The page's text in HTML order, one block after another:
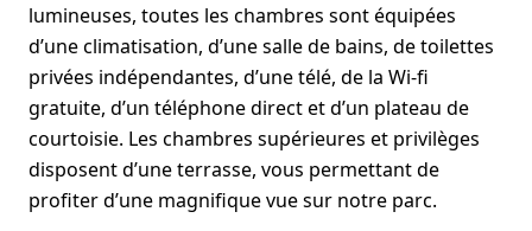
lumineuses, toutes les chambres sont équipées
d’une climatisation, d’une salle de bains, de toilettes
privées indépendantes, d’une télé, de la Wi-fi
gratuite, d’un téléphone direct et d’un plateau de
courtoisie. Les chambres supérieures et privilèges
disposent d’une terrasse, vous permettant de
profiter d’une magnifique vue sur notre parc.